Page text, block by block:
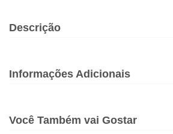
Descrição
Informações Adicionais
Você Também vai Gostar